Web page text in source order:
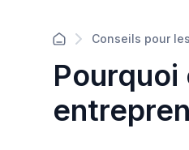
Conseils pour